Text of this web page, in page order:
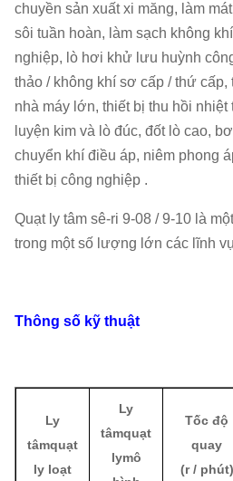
chuyền sản xuất xi măng, làm
sôi tuần hoàn, làm sạch không
nghiệp, lò hơi khử lưu huỳnh
thảo / không khí sơ cấp / thứ cấp,
nhà máy lớn, thiết bị thu hồi
luyện kim và lò đúc, đốt lò cao,
chuyển khí điều áp, niêm phong
thiết bị công nghiệp .
Quạt ly tâm sê-ri 9-08 / 9-10 là
trong một số lượng lớn các lĩnh
Thông số kỹ thuật
Ly
tâmquạt
ly loạt
Ly
tâmquạt
lymô
Tốc độ
quay
(r / phút)